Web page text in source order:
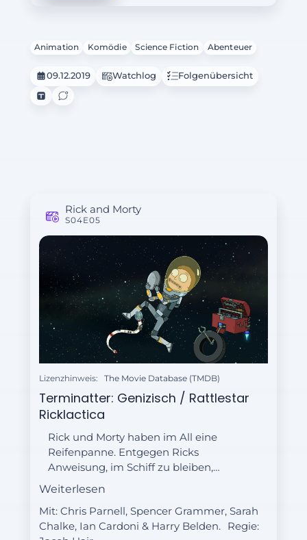
Animation Komödie Science Fiction Abenteuer
09.12.2019 Watchlog Folgenübersicht
Rick and Morty
S04E05
Lizenzhinweis: The Movie Database (TMDB)
Terminatter: Genizisch / Rattlestar
Ricklactica
Rick und Morty haben im All eine
Reifenpanne. Entgegen Ricks
Anweisung, im Schiff zu bleiben,
verlässt Morty es und wird prompt
Gegenmittel herstellen zu können,
scannt Rick den Heimatplaneten der
Weiterlesen
Mit: Chris Parnell, Spencer Grammer, Sarah
Chalke, Ian Cardoni & Harry Belden.
Regie: